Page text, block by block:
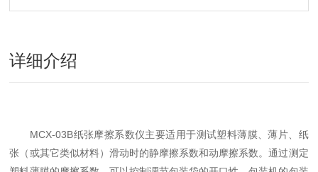
详细介绍
MCX-03B纸张摩擦系数仪主要适用于测试塑料薄膜、薄片、纸
张（或其它类似材料）滑动时的静摩擦系数和动摩擦系数。通过测定